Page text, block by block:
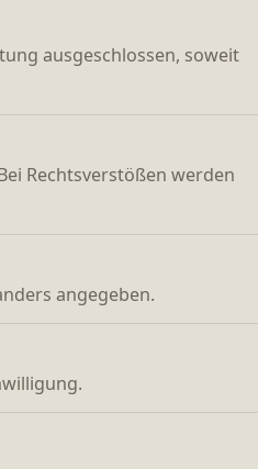
ausgeschlossen, soweit
Rechtsverstößen werden
angegeben.